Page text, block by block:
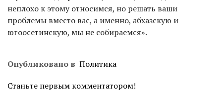
неплохо к этому относимся, но решать ваши
проблемы вместо вас, а именно, абхазскую и
югоосетинскую, мы не собираемся».
Опубликовано в Политика
Станьте первым комментатором!